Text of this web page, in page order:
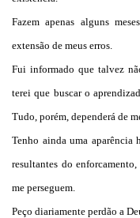
Fazem apenas alguns
extensão de meus erros.
Fui informado que talvez
terei que buscar o
Tudo, porém, dependerá de
Tenho ainda uma aparência
resultantes do
me perseguem.
Peço diariamente perdão a